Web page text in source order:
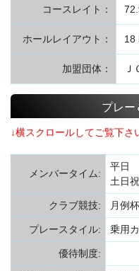
コースレイト：
ホールレイアウト： 18
加盟団体：
プレー
↓横スクロールしてご覧下さ
メンバータイム:
平日
土日
クラブ競技: 月例
プレースタイル: 乗用
優待制度: